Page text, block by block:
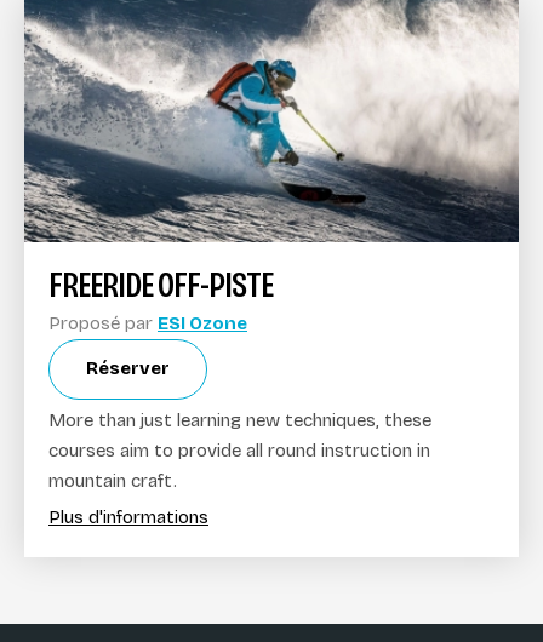
FREERIDE OFF-PISTE
Proposé par ESI Ozone
Réserver
More than just learning new techniques, these
courses aim to provide all round instruction in
mountain craft.
Plus d'informations